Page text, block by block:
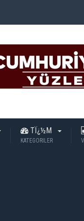
TÏ¿½M
KATEGORILER